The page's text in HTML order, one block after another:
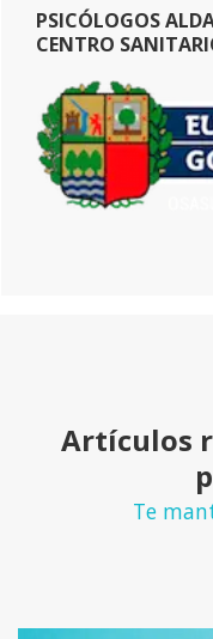
PSICÓLOGOS
CENTRO
Artículos
Te